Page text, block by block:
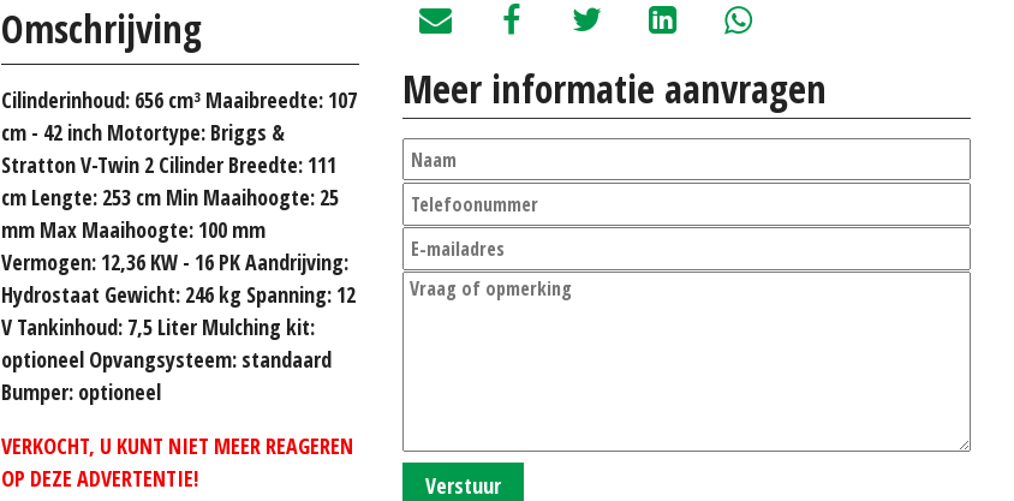
Omschrijving
Cilinderinhoud: 656 cm³ Maaibreedte: 107
cm - 42 inch Motortype: Briggs &
Stratton V-Twin 2 Cilinder Breedte: 111
cm Lengte: 253 cm Min Maaihoogte: 25
mm Max Maaihoogte: 100 mm
Vermogen: 12,36 KW - 16 PK Aandrijving:
Hydrostaat Gewicht: 246 kg Spanning: 12
V Tankinhoud: 7,5 Liter Mulching kit:
optioneel Opvangsysteem: standaard
Bumper: optioneel
VERKOCHT, U KUNT NIET MEER REAGEREN
OP DEZE ADVERTENTIE!
Meer informatie aanvragen
Verstuur